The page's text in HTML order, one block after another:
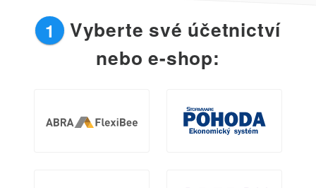
1 Vyberte své účetnictví
nebo e-shop: